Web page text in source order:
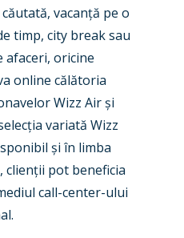
vacanță pe o
timp, city break sau
afaceri, oricine
online călătoria
Wizz Air și
variată Wizz
și în limba
clienții pot beneficia
call-center-ului